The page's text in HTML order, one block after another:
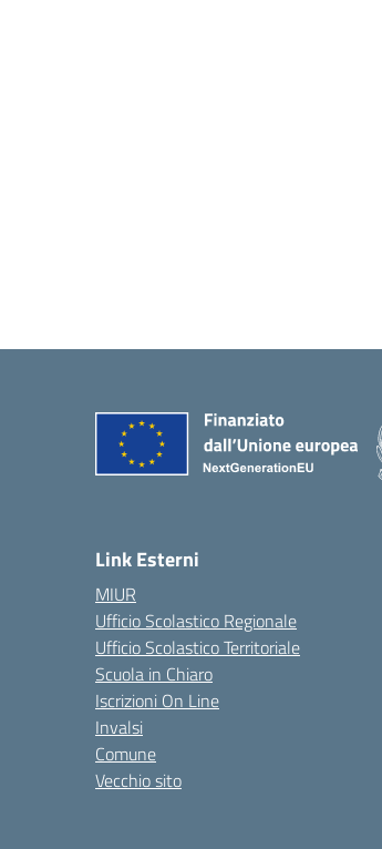
Link Esterni
MIUR
Ufficio Scolastico Regionale
Ufficio Scolastico Territoriale
Scuola in Chiaro
Iscrizioni On Line
Invalsi
Comune
Vecchio sito